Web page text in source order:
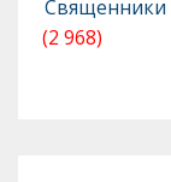
Священники
(2 968)